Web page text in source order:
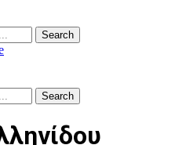
Search
Search